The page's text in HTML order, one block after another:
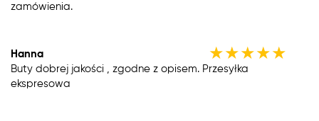
zamówienia.
Hanna ★★★★★
Buty dobrej jakości , zgodne z opisem. Przesyłka
ekspresowa